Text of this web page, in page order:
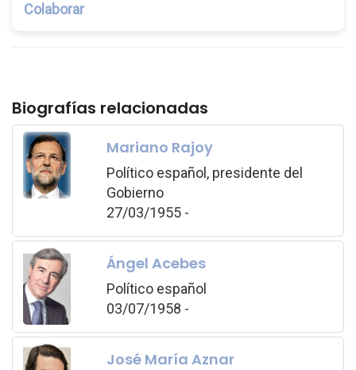
Colaborar
Biografías relacionadas
Mariano Rajoy
Político español, presidente del
Gobierno
27/03/1955 -
Ángel Acebes
Político español
03/07/1958 -
José María Aznar